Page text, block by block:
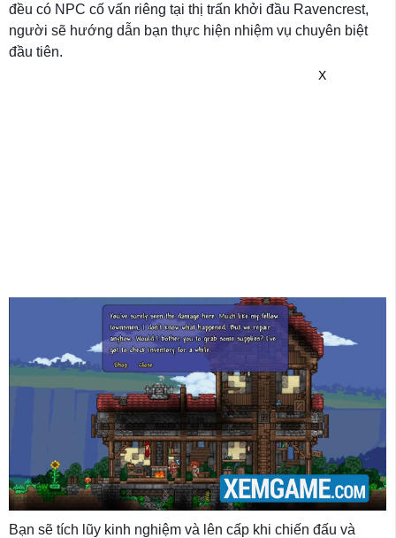
đều có NPC cố vấn riêng tại thị trấn khởi đầu Ravencrest,
người sẽ hướng dẫn bạn thực hiện nhiệm vụ chuyên biệt
đầu tiên.
X
Bạn sẽ tích lũy kinh nghiệm và lên cấp khi chiến đấu và